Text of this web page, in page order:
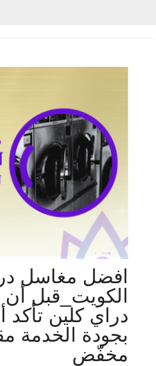
افضل مغاسل
الكويت_قبل
دراي كلين
بجودة الخدمة
مخفّض